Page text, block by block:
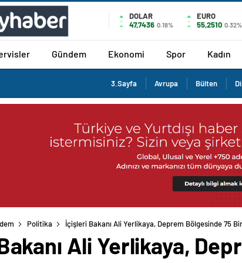
DOLAR
47,7436 0.18%
EURO
55,2510 0.32%
Gündem Ekonomi Spor Kadın
3.Sayfa Avrupa Bülten
Politika İçişleri Bakanı Ali Yerlikaya, Deprem Bölgesinde 75
Ali Yerlikaya,